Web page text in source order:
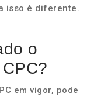
isso é diferente.
o
em vigor, pode